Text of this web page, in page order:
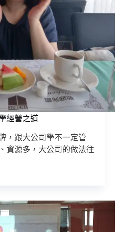
經營之道
，跟大公司學不一定管
資源多，大公司的做法往